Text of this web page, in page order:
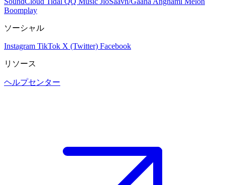
Boomplay
ソーシャル
Instagram TikTok X (Twitter) Facebook
リソース
ヘルプセンター